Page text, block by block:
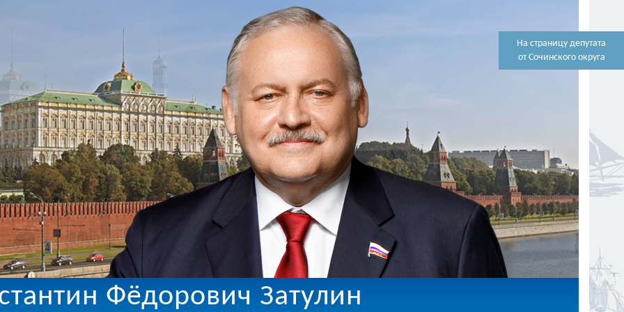
На страницу депутата
от Сочинского округа
Фёдорович Затулин